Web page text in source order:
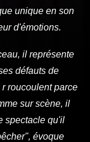
unique en son
d'émotions.
il représente
défauts de
roucoulent parce
sur scène, il
spectacle qu'il
évoque